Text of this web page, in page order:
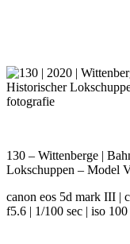
130 – Wittenberge |
Lokschuppen – Model
canon eos 5d mark III |
f5.6 | 1/100 sec | iso